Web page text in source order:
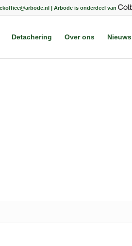
| Arbode is onderdeel van
Detachering Over ons Nieuws